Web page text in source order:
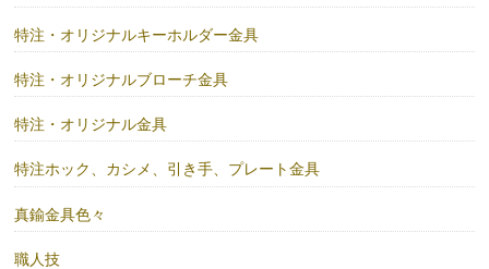
特注・オリジナルキーホルダー金具
特注・オリジナルブローチ金具
特注・オリジナル金具
特注ホック、カシメ、引き手、プレート金具
真鍮金具色々
職人技